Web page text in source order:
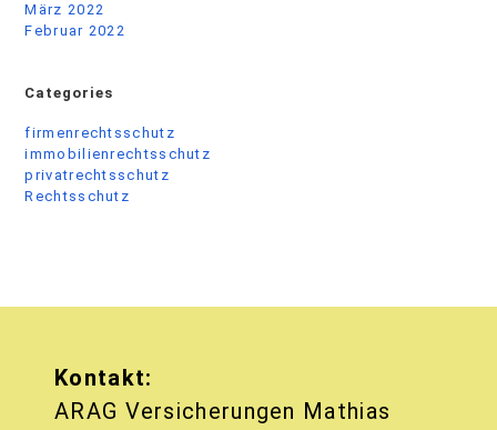
März 2022
Februar 2022
Categories
firmenrechtsschutz
immobilienrechtsschutz
privatrechtsschutz
Rechtsschutz
Kontakt:
ARAG Versicherungen Mathias